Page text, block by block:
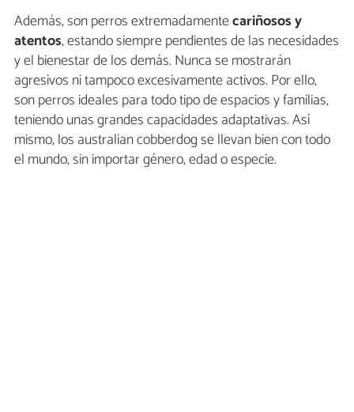
Además, son perros extremadamentecariñosos y
atentos, estando siempre pendientes de las necesidades
y el bienestar de los demás. Nunca se mostrarán
agresivos ni tampoco excesivamente activos. Por ello,
son perros ideales para todo tipo de espacios y familias,
teniendo unas grandes capacidades adaptativas. Así
mismo, los australian cobberdog se llevan bien con todo
el mundo, sin importar género, edad o especie.